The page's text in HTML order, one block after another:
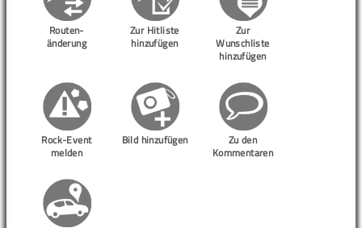
Routen-
änderung
Zur Hitliste
hinzufügen
Zur
Wunschliste
hinzufügen
Rock-Event
melden
Bild hinzufügen
Zu den
Kommentaren